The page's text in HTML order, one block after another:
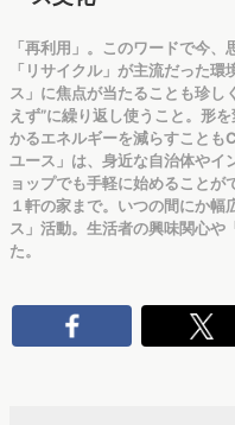
「再利用」。このワードで今
「リサイクル」が主流だった
ス」に焦点が当たることも珍し
えず”に繰り返し使うこと。形
かるエネルギーを減らすことも
ユース」は、身近な自治体やイ
ョップでも手軽に始めることが
１軒の家まで。いつの間にか
ス」活動。生活者の興味関心や
た。